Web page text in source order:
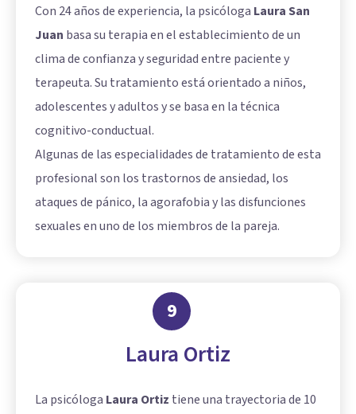
Con 24 años de experiencia, la psicóloga Laura San
Juan basa su terapia en el establecimiento de un
clima de confianza y seguridad entre paciente y
terapeuta. Su tratamiento está orientado a niños,
adolescentes y adultos y se basa en la técnica
cognitivo-conductual.
Algunas de las especialidades de tratamiento de esta
profesional son los trastornos de ansiedad, los
ataques de pánico, la agorafobia y las disfunciones
sexuales en uno de los miembros de la pareja.
9
Laura Ortiz
La psicóloga Laura Ortiz tiene una trayectoria de 10